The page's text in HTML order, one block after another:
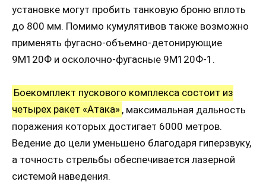
установке могут пробить танковую броню вплоть
до 800 мм. Помимо кумулятивов также возможно
применять фугасно-объемно-детонирующие
9М120Ф и осколочно-фугасные 9М120Ф-1.
Боекомплект пускового комплекса состоит из
четырех ракет «Атака» , максимальная дальность
поражения которых достигает 6000 метров.
Ведение до цели уменьшено благодаря гиперзвуку,
а точность стрельбы обеспечивается лазерной
системой наведения.